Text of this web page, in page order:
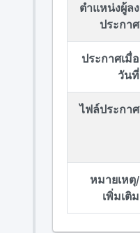
ตำแหน่งผู้ลง
ประกาศ
ประกาศเมื่อ
วันที่
ไฟล์ประกาศ
หมายเหตุ/
เพิ่มเติม